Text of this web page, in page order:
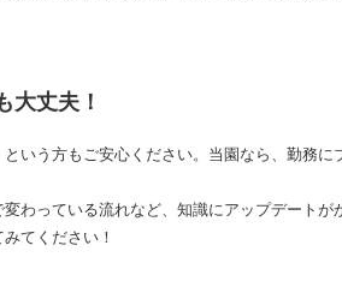
大丈夫！
いう方もご安心ください。当園なら、勤務
わっている流れなど、知識にアップデート
てください！